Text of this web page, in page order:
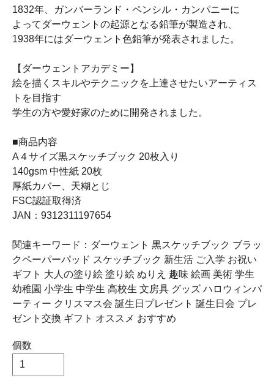
1832年、ガンバーランド・ペンシル・カンパニーに
よってダーウェントの起源となる鉛筆が製造され、
1938年にはダーウェント色鉛筆が発表されました。
【ダーウェントアカデミー】
絵を描くスキルやテクニックを上達させたいアーティス
トを目指す
学生の方や愛好家のために開発されました。
■商品内容
A４サイズ黒スケッチブック 20枚入り
140gsm 中性紙 20枚
厚紙カバー、天糊とじ
FSC認証取得済
JAN：9312311197654
関連キーワード：ダーウェント 黒スケッチブック ブラッ
クペーパーパッド スケッチブック 新生活 ご入学 お祝い
ギフト 大人の塗り絵 塗り絵 ぬりえ 趣味 絵画 美術 学生
幼稚園 小学生 中学生 高校生 文房具 グッズ ハロウィンパ
ーティー クリスマス会 誕生日プレゼント 誕生日会 プレ
ゼント交換 ギフト オススメ おすすめ
個数